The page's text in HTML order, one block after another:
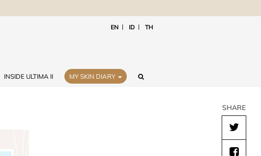
EN ID TH
INSIDE ULTIMA II MY SKIN DIARY
SHARE